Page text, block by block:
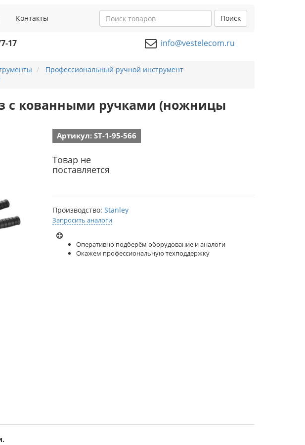
Контакты Поиск
17 info@vestelecom.ru
Профессиональный ручной инструмент
с кованными ручками (ножницы
Артикул: ST-1-95-566
Товар не
поставляется
Производство:Stanley
Запросить аналоги
Оперативно подберём оборудование и аналоги
Окажем профессиональную техподдержку